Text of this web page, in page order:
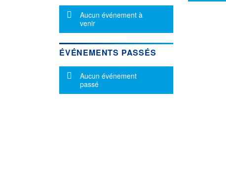
Message d'information
Aucun événement à
venir
ÉVÉNEMENTS PASSÉS
Message d'information
Aucun événement
passé